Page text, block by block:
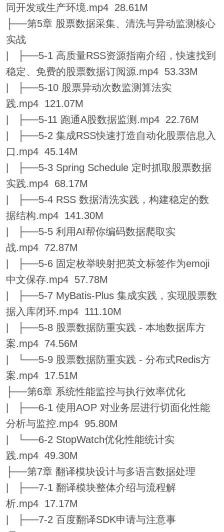
同开发或生产环境.mp4 28.61M
├──第5章 股票数据采集、清洗与异动监测核心
实战
| ├──5-1 高质量RSS资源指南介绍，快速找到
稳定、免费的股票数据订阅源.mp4 53.33M
| ├──5-10 股票异动次数监测算法实
践.mp4 121.07M
| ├──5-11 跑通A股数据监测.mp4 22.76M
| ├──5-2 集成RSS快速打造自动化股票信息入
口.mp4 45.14M
| ├──5-3 Spring Schedule 定时抓取股票数据
实践.mp4 68.17M
| ├──5-4 RSS 数据清洗实践，构建稳定的数
据结构.mp4 141.30M
| ├──5-5 利用AI帮你编码数据爬取实
战.mp4 72.87M
| ├──5-6 固定枚举映射把英文标签作为emoji
中文保存.mp4 57.78M
| ├──5-7 MyBatis-Plus 集成实践，实现股票数
据入库闭环.mp4 111.10M
| ├──5-8 股票数据防重实践 - 本地数据库方
案.mp4 74.56M
| └──5-9 股票数据防重实践 - 分布式Redis方
案.mp4 17.51M
├──第6章 系统性能监控与执行效率优化
| ├──6-1 使用AOP 对业务层进行切面化性能
分析与监控.mp4 95.80M
| └──6-2 StopWatch优化性能统计实
践.mp4 49.30M
├──第7章 翻译模块设计与多语言数据处理
| ├──7-1 翻译模块整体介绍与流程解
析.mp4 17.17M
| ├──7-2 百度翻译SDK申请与注意事